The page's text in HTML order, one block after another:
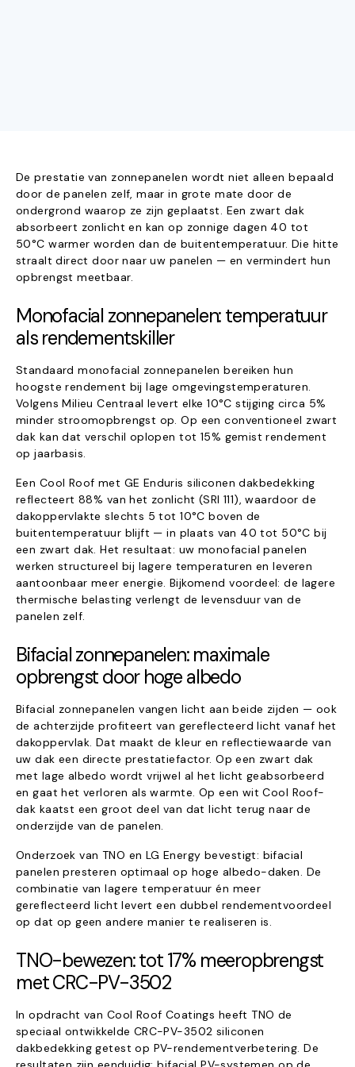
De prestatie van zonnepanelen wordt niet alleen bepaald
door de panelen zelf, maar in grote mate door de
ondergrond waarop ze zijn geplaatst. Een zwart dak
absorbeert zonlicht en kan op zonnige dagen 40 tot
50°C warmer worden dan de buitentemperatuur. Die hitte
straalt direct door naar uw panelen — en vermindert hun
opbrengst meetbaar.
Monofacial zonnepanelen: temperatuur
als rendementskiller
Standaard monofacial zonnepanelen bereiken hun
hoogste rendement bij lage omgevingstemperaturen.
Volgens Milieu Centraal levert elke 10°C stijging circa 5%
minder stroomopbrengst op. Op een conventioneel zwart
dak kan dat verschil oplopen tot 15% gemist rendement
op jaarbasis.
Een Cool Roof met GE Enduris siliconen dakbedekking
reflecteert 88% van het zonlicht (SRI 111), waardoor de
dakoppervlakte slechts 5 tot 10°C boven de
buitentemperatuur blijft — in plaats van 40 tot 50°C bij
een zwart dak. Het resultaat: uw monofacial panelen
werken structureel bij lagere temperaturen en leveren
aantoonbaar meer energie. Bijkomend voordeel: de lagere
thermische belasting verlengt de levensduur van de
panelen zelf.
Bifacial zonnepanelen: maximale
opbrengst door hoge albedo
Bifacial zonnepanelen vangen licht aan beide zijden — ook
de achterzijde profiteert van gereflecteerd licht vanaf het
dakoppervlak. Dat maakt de kleur en reflectiewaarde van
uw dak een directe prestatiefactor. Op een zwart dak
met lage albedo wordt vrijwel al het licht geabsorbeerd
en gaat het verloren als warmte. Op een wit Cool Roof-
dak kaatst een groot deel van dat licht terug naar de
onderzijde van de panelen.
Onderzoek van TNO en LG Energy bevestigt: bifacial
panelen presteren optimaal op hoge albedo-daken. De
combinatie van lagere temperatuur én meer
gereflecteerd licht levert een dubbel rendementvoordeel
op dat op geen andere manier te realiseren is.
TNO-bewezen: tot 17% meeropbrengst
met CRC-PV-3502
In opdracht van Cool Roof Coatings heeft TNO de
speciaal ontwikkelde CRC-PV-3502 siliconen
dakbedekking getest op PV-rendementverbetering. De